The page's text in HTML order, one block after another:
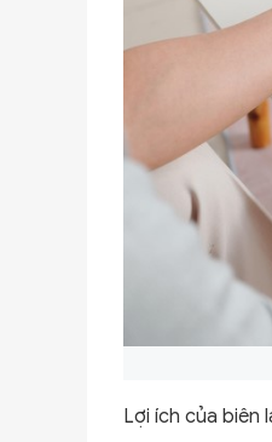
Lợi ích của biên